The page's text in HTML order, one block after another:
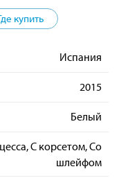
купить
Испания
2015
Белый
С корсетом, Со
шлейфом